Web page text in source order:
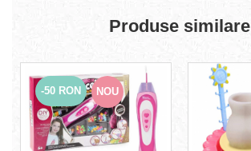
Produse similare
-50 RON NOU